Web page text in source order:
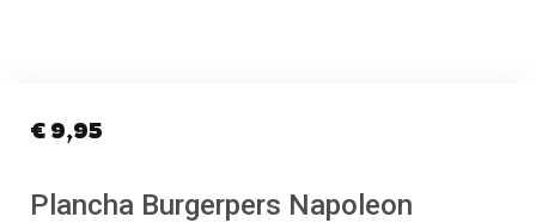
€ 9,95
Plancha Burgerpers Napoleon